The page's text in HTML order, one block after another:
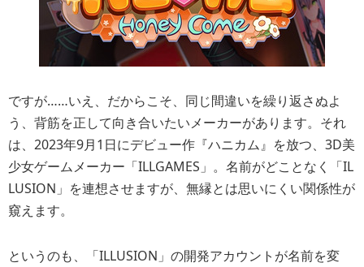
ですが……いえ、だからこそ、同じ間違いを繰り返さぬよ
う、背筋を正して向き合いたいメーカーがあります。それ
は、2023年9月1日にデビュー作『ハニカム』を放つ、3D美
少女ゲームメーカー「ILLGAMES」。名前がどことなく「IL
LUSION」を連想させますが、無縁とは思いにくい関係性が
窺えます。
というのも、「ILLUSION」の開発アカウントが名前を変